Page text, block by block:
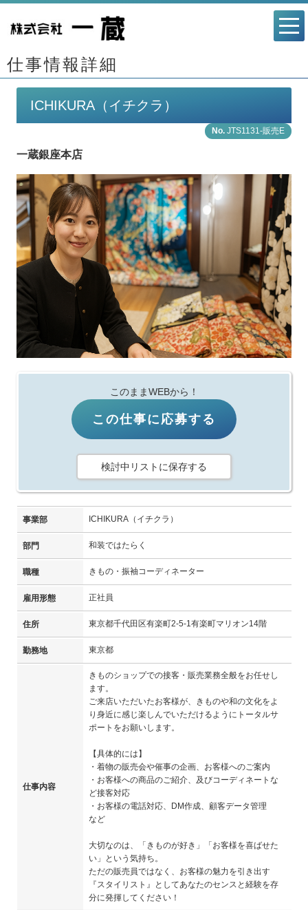
仕事情報詳細
ICHIKURA（イチクラ）
JTS1131-販売E
一蔵銀座本店
このままWEBから！
この仕事に応募する
検討中リストに保存する
事業部 ICHIKURA（イチクラ）
部門 和装ではたらく
職種 きもの・振袖コーディネーター
雇用形態 正社員
住所 東京都千代田区有楽町2-5-1有楽町マリオン14階
勤務地 東京都
仕事内容
きものショップでの接客・販売業務全般をお任せし
ます。
ご来店いただいたお客様が、きものや和の文化をよ
り身近に感じ楽しんでいただけるようにトータルサ
ポートをお願いします。
【具体的には】
・着物の販売会や催事の企画、お客様へのご案内
・お客様への商品のご紹介、及びコーディネートな
ど接客対応
・お客様の電話対応、DM作成、顧客データ管理
など
大切なのは、「きものが好き」「お客様を喜ばせた
い」という気持ち。
ただの販売員ではなく、お客様の魅力を引き出す
『スタイリスト』としてあなたのセンスと経験を存
分に発揮してください！